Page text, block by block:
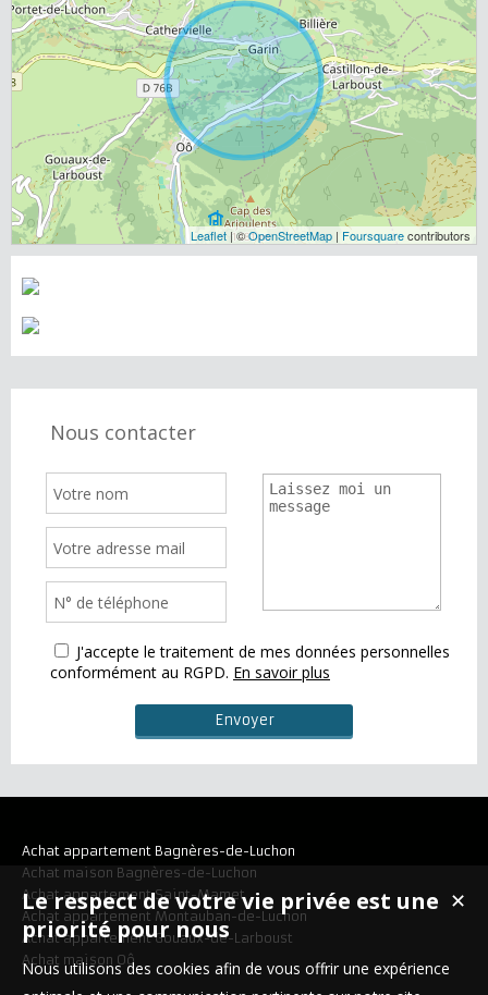
Leaflet | ©OpenStreetMap | Foursquarecontributors
Nous contacter
J'accepte le traitement de mes données personnelles
conformément au RGPD. En savoir plus
Achat appartement Bagnères-de-Luchon
Achat maison Bagnères-de-Luchon
Achat appartement Saint-Mamet
Achat appartement Montauban-de-Luchon
Achat appartement Gouaux-de-Larboust
Achat maison Oô
✕
Le respect de votre vie privée est une
priorité pour nous
Nous utilisons des cookies afin de vous offrir une expérience